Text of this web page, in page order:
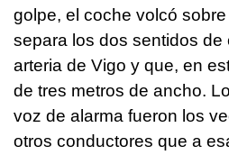
golpe, el coche volcó
separa los dos sentidos de
arteria de Vigo y que, en
de tres metros de ancho.
voz de alarma fueron los
otros conductores que a